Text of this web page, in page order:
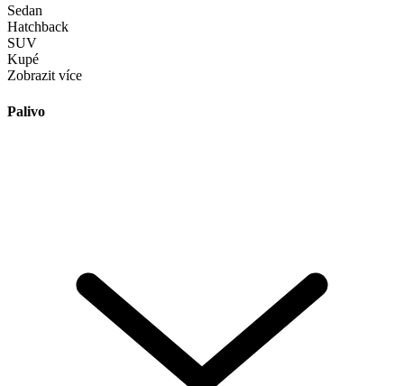
Sedan
Hatchback
SUV
Kupé
Zobrazit více
Palivo